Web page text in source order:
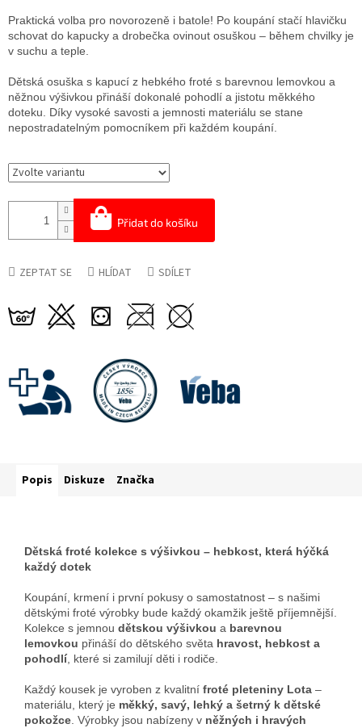
Přidat do košíku
Praktická volba pro novorozeně i batole! Po koupání stačí hlavičku
schovat do kapucky a drobečka ovinout osuškou – během chvilky je
v suchu a teple.
Dětská osuška s kapucí z hebkého froté s barevnou lemovkou a
něžnou výšivkou přináší dokonalé pohodlí a jistotu měkkého
doteku. Díky vysoké savosti a jemnosti materiálu se stane
nepostradatelným pomocníkem při každém koupání.
ZEPTAT SE HLÍDAT SDÍLET
Popis Diskuze Značka
Dětská froté kolekce s výšivkou – hebkost, která hýčká
každý dotek
Koupání, krmení i první pokusy o samostatnost – s našimi
dětskými froté výrobky bude každý okamžik ještě příjemnější.
Kolekce s jemnou dětskou výšivkou a barevnou
lemovkou přináší do dětského světa hravost, hebkost a
pohodlí, které si zamilují děti i rodiče.
Každý kousek je vyroben z kvalitní froté pleteniny Lota –
materiálu, který je měkký, savý, lehký a šetrný k dětské
pokožce. Výrobky jsou nabízeny v něžných i hravých